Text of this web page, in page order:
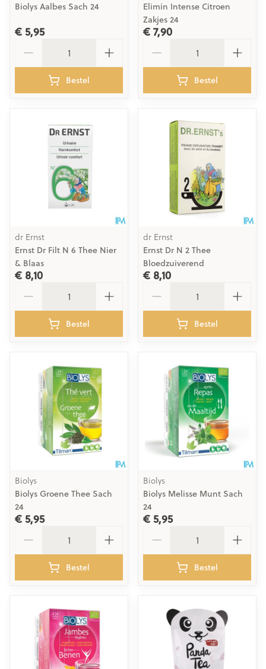
Biolys Aalbes Sach 24
€ 5,95
Bestel
Elimin Intense Citroen
Zakjes 24
€ 7,90
Bestel
dr Ernst
Ernst Dr Filt N 6 Thee Nier
& Blaas
€ 8,10
Bestel
dr Ernst
Ernst Dr N 2 Thee
Bloedzuiverend
€ 8,10
Bestel
Biolys
Biolys Groene Thee Sach
24
€ 5,95
Bestel
Biolys
Biolys Melisse Munt Sach
24
€ 5,95
Bestel